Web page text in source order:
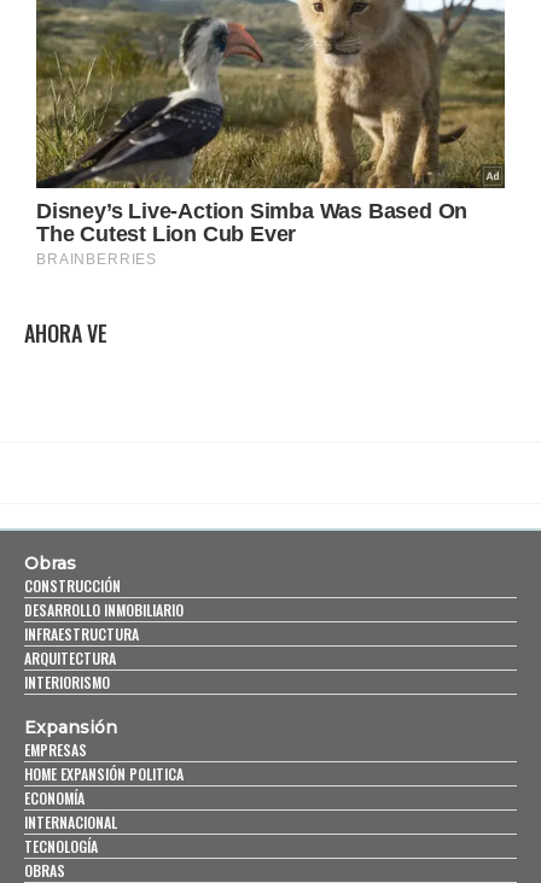
AHORA VE
Obras
CONSTRUCCIÓN
DESARROLLO INMOBILIARIO
INFRAESTRUCTURA
ARQUITECTURA
INTERIORISMO
Expansión
EMPRESAS
HOME EXPANSIÓN POLITICA
ECONOMÍA
INTERNACIONAL
TECNOLOGÍA
OBRAS